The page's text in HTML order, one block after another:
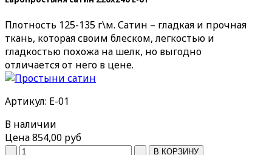
Плотность 125-135 г\м. Сатин – гладкая и прочная
ткань, которая своим блеском, легкостью и
гладкостью похожа на шелк, но выгодно
отличается от него в цене.
Артикул: Е-01
В наличии
Цена854,00 руб